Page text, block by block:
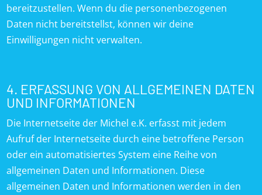
bereitzustellen. Wenn du die personenbezogenen
Daten nicht bereitstellst, können wir deine
Einwilligungen nicht verwalten.
4. ERFASSUNG VON ALLGEMEINEN DATEN
UND INFORMATIONEN
Die Internetseite der Michel e.K. erfasst mit jedem
Aufruf der Internetseite durch eine betroffene Person
oder ein automatisiertes System eine Reihe von
allgemeinen Daten und Informationen. Diese
allgemeinen Daten und Informationen werden in den